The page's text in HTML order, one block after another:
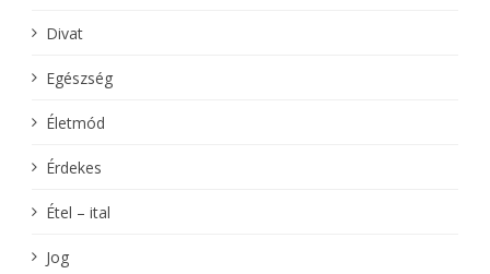
Divat
Egészség
Életmód
Érdekes
Étel – ital
Jog